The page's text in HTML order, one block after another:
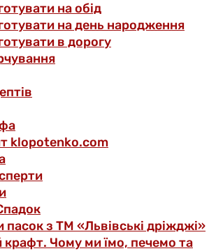
на обід
на день народження
в дорогу
klopotenko.com
пасок з ТМ «Львівські дріжджі»
крафт. Чому ми їмо, печемо та